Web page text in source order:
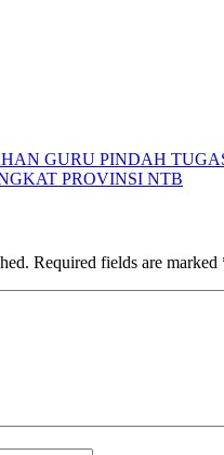
GURU PINDAH
PROVINSI NTB
Required fields are marked